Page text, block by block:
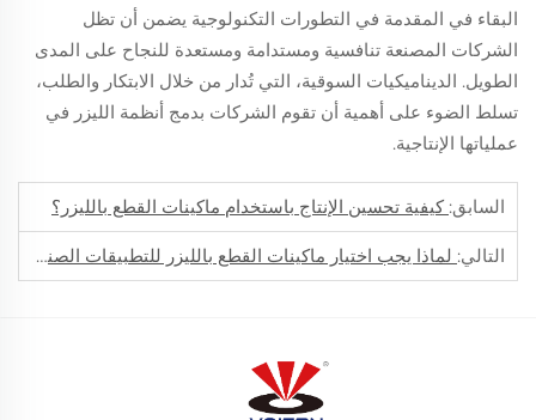
البقاء في المقدمة في التطورات التكنولوجية يضمن أن تظل
الشركات المصنعة تنافسية ومستدامة ومستعدة للنجاح على المدى
الطويل. الديناميكيات السوقية، التي تُدار من خلال الابتكار والطلب،
تسلط الضوء على أهمية أن تقوم الشركات بدمج أنظمة الليزر في
عملياتها الإنتاجية.
السابق: كيفية تحسين الإنتاج باستخدام ماكينات القطع بالليزر؟
التالي: لماذا يجب اختيار ماكينات القطع بالليزر للتطبيقات الصناعية؟